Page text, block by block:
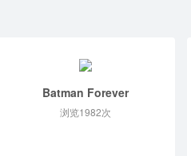
Batman Forever
浏览1982次